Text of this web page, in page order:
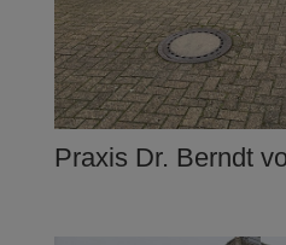
Praxis Dr. Berndt